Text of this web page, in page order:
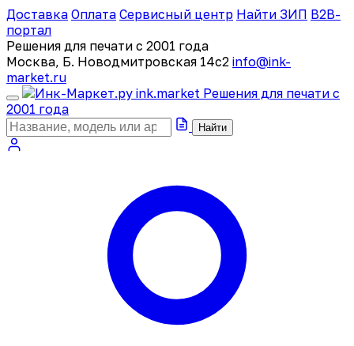
Доставка Оплата Сервисный центр Найти ЗИП B2B-
портал
Решения для печати с 2001 года
Москва, Б. Новодмитровская 14с2 info@ink-
market.ru
ink.market Решения для печати с
2001 года
Найти